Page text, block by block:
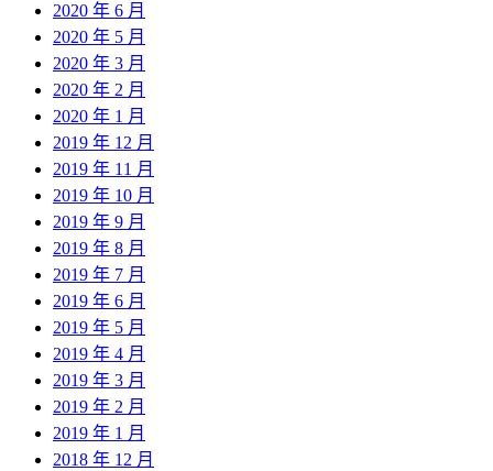
2020 年 6 月
2020 年 5 月
2020 年 3 月
2020 年 2 月
2020 年 1 月
2019 年 12 月
2019 年 11 月
2019 年 10 月
2019 年 9 月
2019 年 8 月
2019 年 7 月
2019 年 6 月
2019 年 5 月
2019 年 4 月
2019 年 3 月
2019 年 2 月
2019 年 1 月
2018 年 12 月